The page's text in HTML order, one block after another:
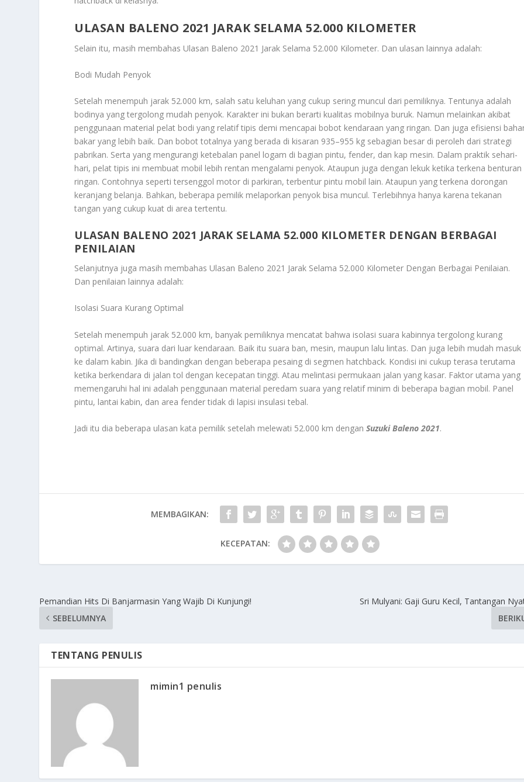
ULASAN BALENO 2021 JARAK SELAMA 52.000 KILOMETER
Selain itu, masih membahas Ulasan Baleno 2021 Jarak Selama 52.000 Kilometer. Dan ulasan lainnya adalah:
Bodi Mudah Penyok
Setelah menempuh jarak 52.000 km, salah satu keluhan yang cukup sering muncul dari pemiliknya. Tentunya adalah
bodinya yang tergolong mudah penyok. Karakter ini bukan berarti kualitas mobilnya buruk. Namun melainkan akibat
penggunaan material pelat bodi yang relatif tipis demi mencapai bobot kendaraan yang ringan. Dan juga efisiensi
bakar yang lebih baik. Dan bobot totalnya yang berada di kisaran 935–955 kg sebagian besar di peroleh dari strategi
pabrikan. Serta yang mengurangi ketebalan panel logam di bagian pintu, fender, dan kap mesin. Dalam praktik sehari-
hari, pelat tipis ini membuat mobil lebih rentan mengalami penyok. Ataupun juga dengan lekuk ketika terkena benturan
ringan. Contohnya seperti tersenggol motor di parkiran, terbentur pintu mobil lain. Ataupun yang terkena dorongan
keranjang belanja. Bahkan, beberapa pemilik melaporkan penyok bisa muncul. Terlebihnya hanya karena tekanan
tangan yang cukup kuat di area tertentu.
ULASAN BALENO 2021 JARAK SELAMA 52.000 KILOMETER DENGAN BERBAGAI
PENILAIAN
Selanjutnya juga masih membahas Ulasan Baleno 2021 Jarak Selama 52.000 Kilometer Dengan Berbagai Penilaian.
Dan penilaian lainnya adalah:
Isolasi Suara Kurang Optimal
Setelah menempuh jarak 52.000 km, banyak pemiliknya mencatat bahwa isolasi suara kabinnya tergolong kurang
optimal. Artinya, suara dari luar kendaraan. Baik itu suara ban, mesin, maupun lalu lintas. Dan juga lebih mudah masuk
ke dalam kabin. Jika di bandingkan dengan beberapa pesaing di segmen hatchback. Kondisi ini cukup terasa terutama
ketika berkendara di jalan tol dengan kecepatan tinggi. Atau melintasi permukaan jalan yang kasar. Faktor utama yang
memengaruhi hal ini adalah penggunaan material peredam suara yang relatif minim di beberapa bagian mobil. Panel
pintu, lantai kabin, dan area fender tidak di lapisi insulasi tebal.
Jadi itu dia beberapa ulasan kata pemilik setelah melewati 52.000 km denganSuzuki Baleno 2021.
MEMBAGIKAN:
KECEPATAN:
Pemandian Hits Di Banjarmasin Yang Wajib Di Kunjungi!
SEBELUMNYA
Sri Mulyani: Gaji Guru Kecil, Tantangan
TENTANG PENULIS
mimin1 penulis